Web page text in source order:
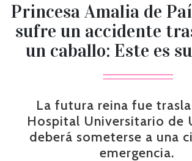
Princesa Amalia de
sufre un accidente
un caballo: Este es
La futura reina fue
Hospital Universitario de
deberá someterse a una
emergencia.